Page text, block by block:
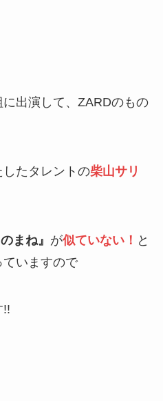
出演して、ZARDのもの
たタレントの柴山サリ
まね』 が似ていない！ と
いますので
!!